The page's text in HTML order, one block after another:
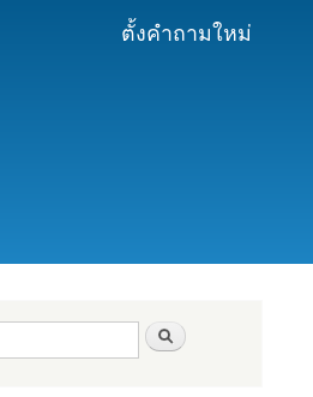
ตั้งคำถามใหม่